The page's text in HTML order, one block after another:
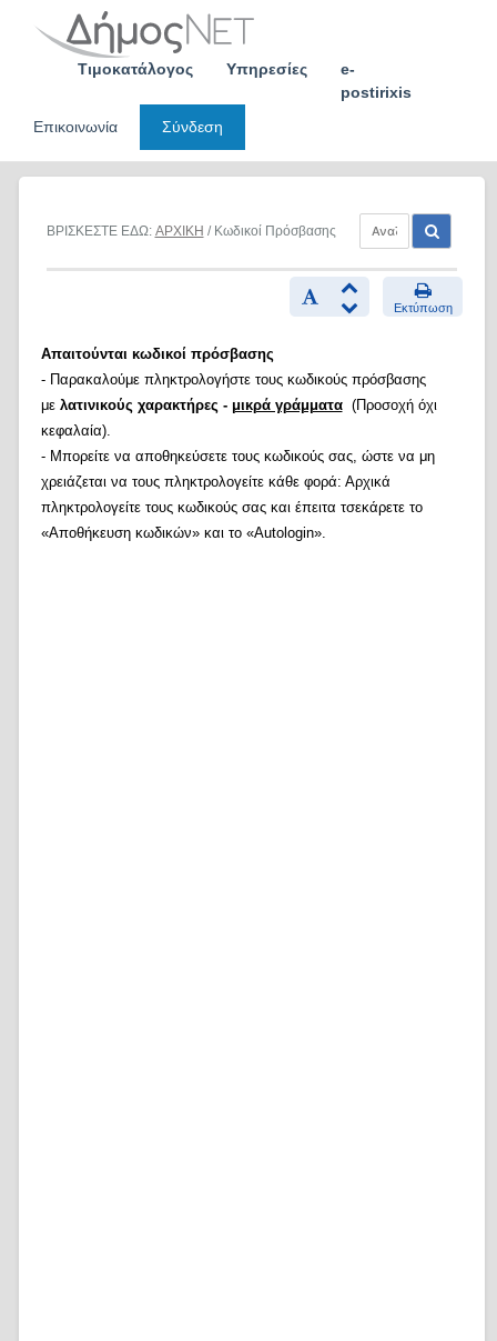
Τιμοκατάλογος Υπηρεσίες
e-
postirixis
Επικοινωνία
Σύνδεση
ΒΡΙΣΚΕΣΤΕ ΕΔΩ: ΑΡΧΙΚΗ / Κωδικοί Πρόσβασης
Εκτύπωση
Απαιτούνται κωδικοί πρόσβασης
- Παρακαλούμε πληκτρολογήστε τους κωδικούς πρόσβασης
με λατινικούς χαρακτήρες - μικρά γράμματα(Προσοχή όχι
κεφαλαία).
- Μπορείτε να αποθηκεύσετε τους κωδικούς σας, ώστε να μη
χρειάζεται να τους πληκτρολογείτε κάθε φορά: Αρχικά
πληκτρολογείτε τους κωδικούς σας και έπειτα τσεκάρετε το
«Αποθήκευση κωδικών» και το «Autologin».